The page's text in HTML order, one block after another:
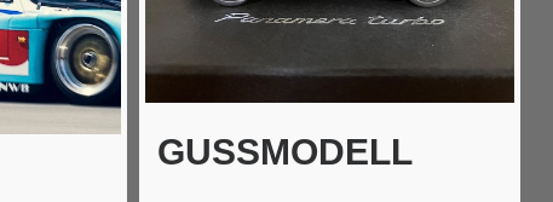
GUSSMODELL